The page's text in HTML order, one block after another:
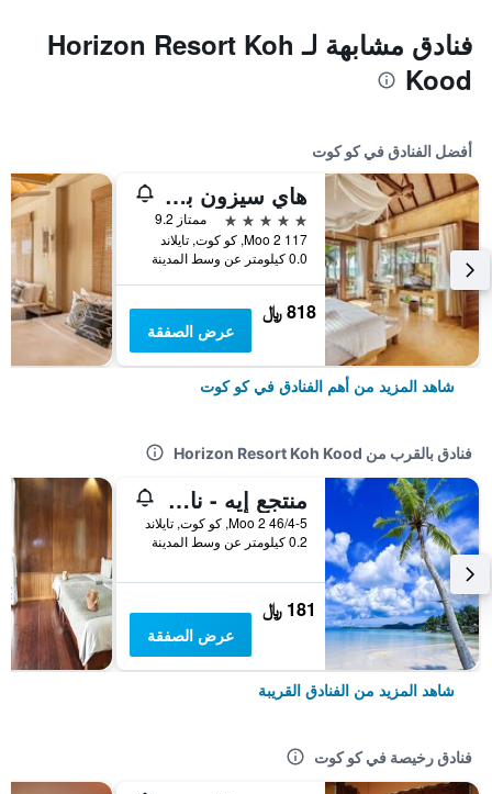
فنادق مشابهة لـ Horizon Resort Koh
Kood
أفضل الفنادق في كو كوت
هاي سيزون بوول فيلا آند سبا
5 نجوم
ممتاز 9.2
117 Moo 2, كو كوت, تايلاند
0.0 كيلومتر عن وسط المدينة
818 ﷼
عرض الصفقة
شاهد المزيد من أهم الفنادق في كو كوت
فنادق بالقرب من Horizon Resort Koh Kood
منتجع إيه - نا- لاي كوه كوود
46/4-5 Moo 2, كو كوت, تايلاند
0.2 كيلومتر عن وسط المدينة
181 ﷼
عرض الصفقة
شاهد المزيد من الفنادق القريبة
فنادق رخيصة في كو كوت